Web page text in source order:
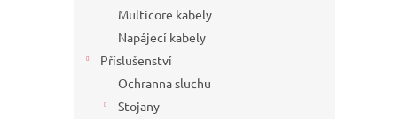
Multicore kabely
Napájecí kabely
Příslušenství
Ochranna sluchu
Stojany